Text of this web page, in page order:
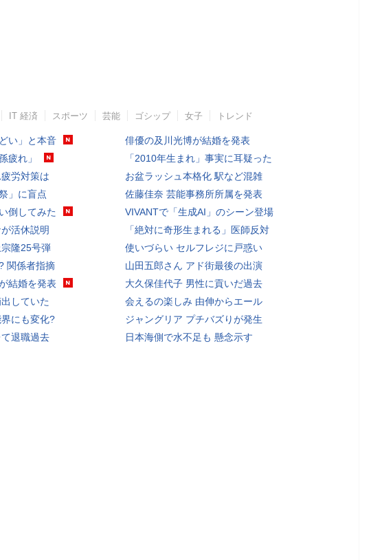
IT 経済 スポーツ 芸能 ゴシップ 女子 トレンド
い」と本音
疲れ」
労対策は
」に盲点
倒してみた
活休説明
隆25号弾
関係者指摘
結婚を発表
していた
にも変化?
退職過去
俳優の及川光博が結婚を発表
「2010年生まれ」事実に耳疑った
お盆ラッシュ本格化 駅など混雑
佐藤佳奈 芸能事務所所属を発表
VIVANTで「生成AI」のシーン登場
「絶対に奇形生まれる」医師反対
使いづらい セルフレジに戸惑い
山田五郎さん アド街最後の出演
大久保佳代子 男性に貢いだ過去
会えるの楽しみ 由伸からエール
ジャングリア プチバズりが発生
日本海側で水不足も 懸念示す